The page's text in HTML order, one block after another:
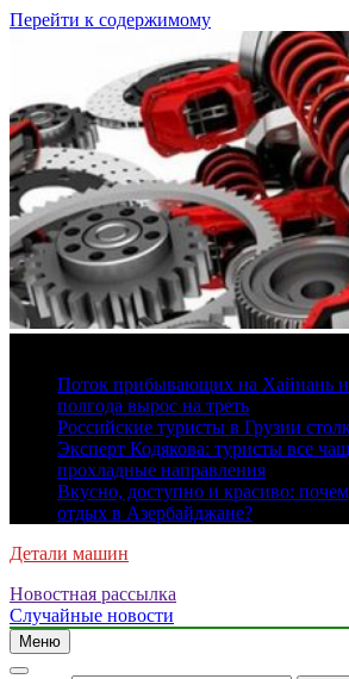
Перейти к содержимому
Поток прибывающих на Хайнань
полгода вырос на треть
Российские туристы в Грузии
Эксперт Кодякова: туристы все
прохладные направления
Вкусно, доступно и красиво:
отдых в Азербайджане?
Детали машин
Новостная рассылка
Случайные новости
Меню